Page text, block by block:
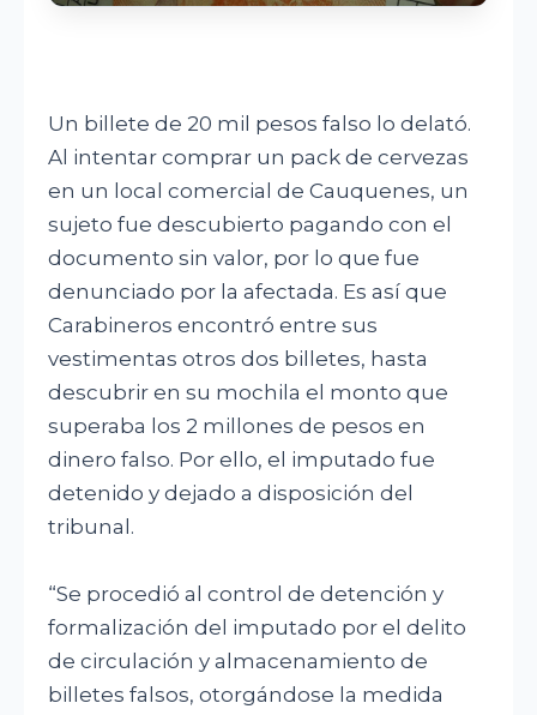
Un billete de 20 mil pesos falso lo delató.
Al intentar comprar un pack de cervezas
en un local comercial de Cauquenes, un
sujeto fue descubierto pagando con el
documento sin valor, por lo que fue
denunciado por la afectada. Es así que
Carabineros encontró entre sus
vestimentas otros dos billetes, hasta
descubrir en su mochila el monto que
superaba los 2 millones de pesos en
dinero falso. Por ello, el imputado fue
detenido y dejado a disposición del
tribunal.
“Se procedió al control de detención y
formalización del imputado por el delito
de circulación y almacenamiento de
billetes falsos, otorgándose la medida